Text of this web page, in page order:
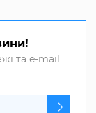
та e-mail